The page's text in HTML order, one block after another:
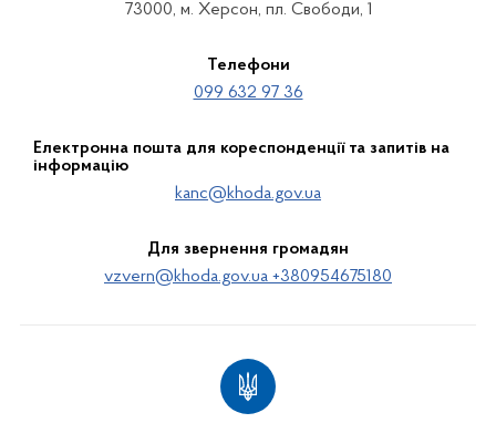
73000, м. Херсон, пл. Свободи, 1
Телефони
099 632 97 36
Електронна пошта для кореспонденції та запитів на
інформацію
kanc@khoda.gov.ua
Для звернення громадян
vzvern@khoda.gov.ua +380954675180